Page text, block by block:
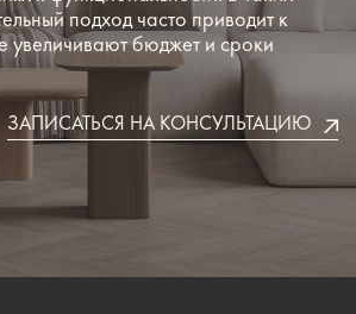
в москве, работе через